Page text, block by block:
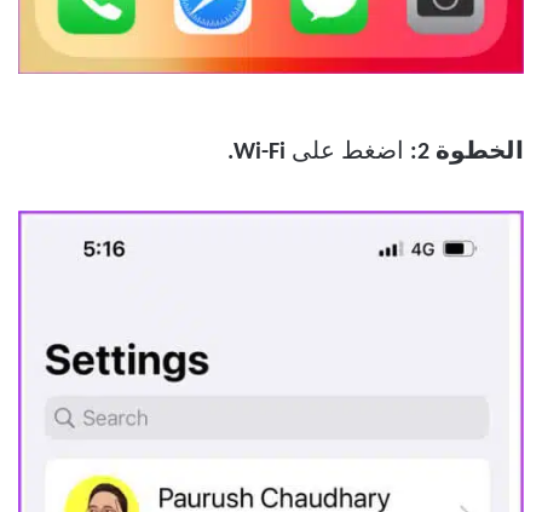
الخطوة 2: اضغط على Wi-Fi.